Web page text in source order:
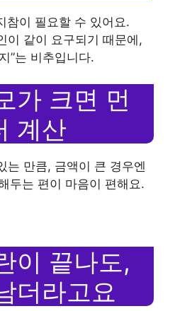
참이 필요할 수 있어요.
이 같이 요구되기 때문에,
”는 비추입니다.
가 크면 먼
계산
는 만큼, 금액이 큰 경우엔
두는 편이 마음이 편해요.
이 끝나도,
더라고요